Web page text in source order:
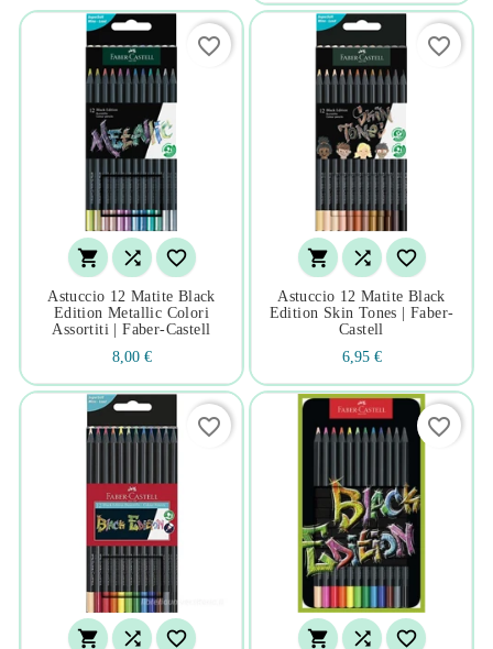
  
Astuccio 12 Matite Black
Edition Metallic Colori
Assortiti | Faber-Castell
8,00 €
favorite_border
  
Astuccio 12 Matite Black
Edition Skin Tones | Faber-
Castell
6,95 €
favorite_border
  
favorite_border
  
favorite_border